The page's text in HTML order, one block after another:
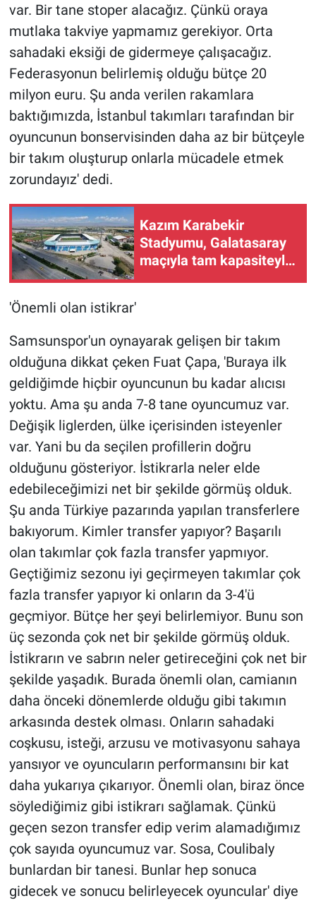
var. Bir tane stoper alacağız. Çünkü oraya
mutlaka takviye yapmamız gerekiyor. Orta
sahadaki eksiği de gidermeye çalışacağız.
Federasyonun belirlemiş olduğu bütçe 20
milyon euru. Şu anda verilen rakamlara
baktığımızda, İstanbul takımları tarafından bir
oyuncunun bonservisinden daha az bir bütçeyle
bir takım oluşturup onlarla mücadele etmek
zorundayız' dedi.
Kazım Karabekir
Stadyumu, Galatasaray
maçıyla tam kapasiteyle
'Önemli olan istikrar'
Samsunspor'un oynayarak gelişen bir takım
olduğuna dikkat çeken Fuat Çapa, 'Buraya ilk
geldiğimde hiçbir oyuncunun bu kadar alıcısı
yoktu. Ama şu anda 7-8 tane oyuncumuz var.
Değişik liglerden, ülke içerisinden isteyenler
var. Yani bu da seçilen profillerin doğru
olduğunu gösteriyor. İstikrarla neler elde
edebileceğimizi net bir şekilde görmüş olduk.
Şu anda Türkiye pazarında yapılan transferlere
bakıyorum. Kimler transfer yapıyor? Başarılı
olan takımlar çok fazla transfer yapmıyor.
Geçtiğimiz sezonu iyi geçirmeyen takımlar çok
fazla transfer yapıyor ki onların da 3-4'ü
geçmiyor. Bütçe her şeyi belirlemiyor. Bunu son
üç sezonda çok net bir şekilde görmüş olduk.
İstikrarın ve sabrın neler getireceğini çok net bir
şekilde yaşadık. Burada önemli olan, camianın
daha önceki dönemlerde olduğu gibi takımın
arkasında destek olması. Onların sahadaki
coşkusu, isteği, arzusu ve motivasyonu sahaya
yansıyor ve oyuncuların performansını bir kat
daha yukarıya çıkarıyor. Önemli olan, biraz önce
söylediğimiz gibi istikrarı sağlamak. Çünkü
geçen sezon transfer edip verim alamadığımız
çok sayıda oyuncumuz var. Sosa, Coulibaly
bunlardan bir tanesi. Bunlar hep sonuca
gidecek ve sonucu belirleyecek oyuncular' diye